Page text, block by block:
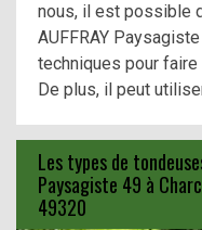
nous, il est possible
AUFFRAY
techniques pour
De plus, il peut
Les types de
Paysagiste 49 à
49320